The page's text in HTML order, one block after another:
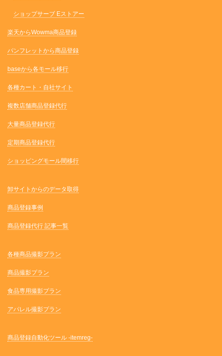
ショップサーブ Eストアー
楽天からWowma商品登録
パンフレットから商品登録
baseから各モール移行
各種カート・自社サイト
複数店舗商品登録代行
大量商品登録代行
定期商品登録代行
ショッピングモール間移行
卸サイトからのデータ取得
商品登録事例
商品登録代行 記事一覧
各種商品撮影プラン
商品撮影プラン
食品専用撮影プラン
アパレル撮影プラン
商品登録自動化ツール -itemreg-